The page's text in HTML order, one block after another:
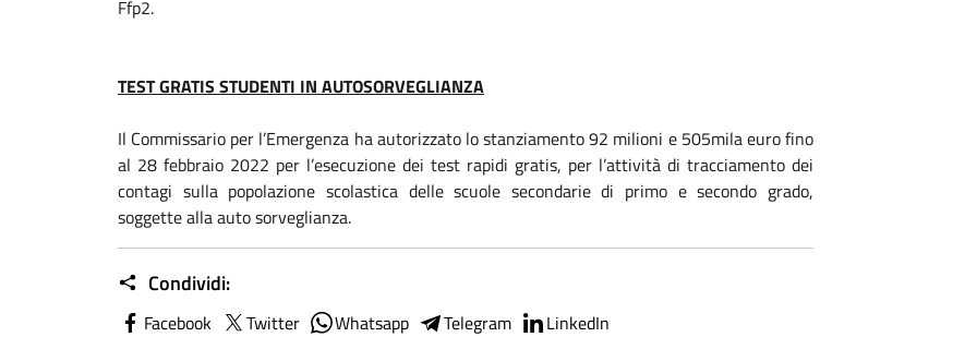
Ffp2.
TEST GRATIS STUDENTI IN AUTOSORVEGLIANZA
Il Commissario per l’Emergenza ha autorizzato lo stanziamento 92 milioni e 505mila euro fino
al 28 febbraio 2022 per l’esecuzione dei test rapidi gratis, per l’attività di tracciamento dei
contagi sulla popolazione scolastica delle scuole secondarie di primo e secondo grado,
soggette alla auto sorveglianza.
Condividi:
Facebook Twitter Whatsapp Telegram LinkedIn